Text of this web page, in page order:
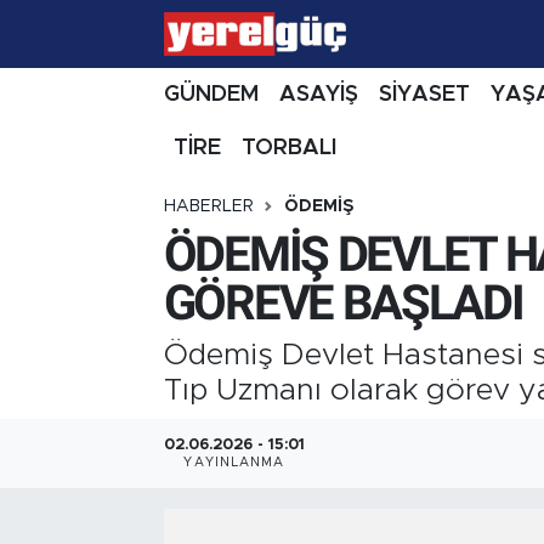
GÜNDEM ASAYİŞ SİYASET
TİRE TORBALI
HABERLER ÖDEMİŞ
ÖDEMİŞ DEVLET
GÖREVE BAŞLADI
Ödemiş Devlet Hastanesi
Tıp Uzmanı olarak görev
02.06.2026 - 15:01
YAYINLANMA